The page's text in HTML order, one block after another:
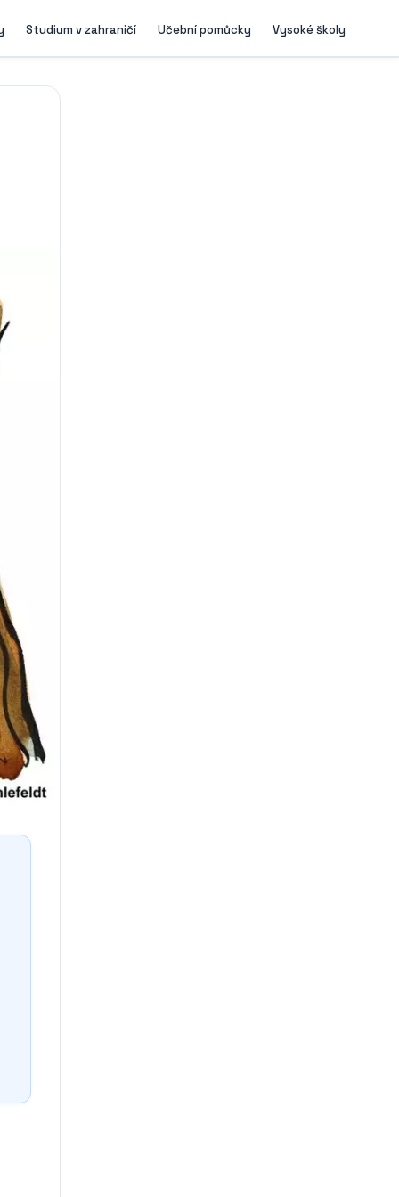
Studium v zahraničí Učební pomůcky Vysoké školy